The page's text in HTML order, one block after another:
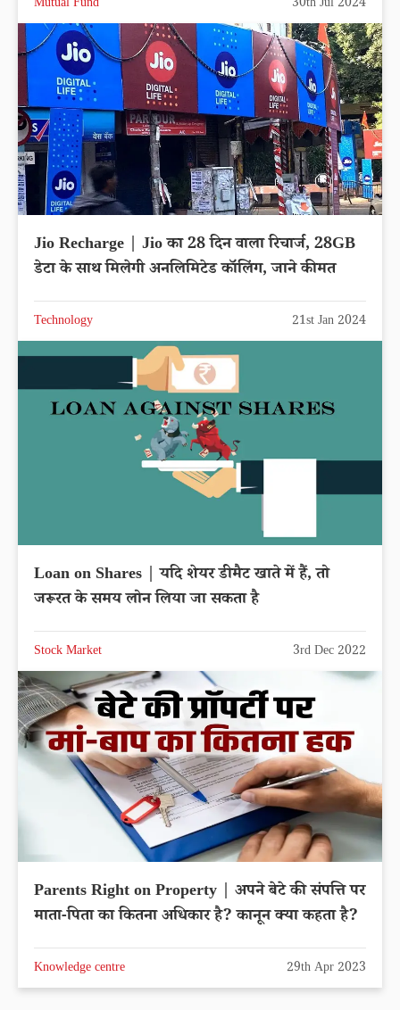
Mutual Fund 30th Jul 2024
Jio Recharge | Jio का 28 दिन वाला रिचार्ज, 28GB
डेटा के साथ मिलेगी अनलिमिटेड कॉलिंग, जाने कीमत
Technology 21st Jan 2024
Loan on Shares | यदि शेयर डीमैट खाते में हैं, तो
जरूरत के समय लोन लिया जा सकता है
Stock Market 3rd Dec 2022
Parents Right on Property | अपने बेटे की संपत्ति पर
माता-पिता का कितना अधिकार है? कानून क्या कहता है?
Knowledge centre 29th Apr 2023